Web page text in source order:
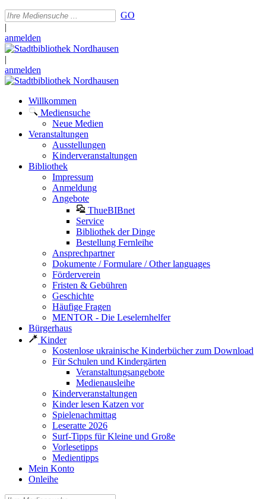
GO
|
anmelden
|
anmelden
Willkommen
Mediensuche
Neue Medien
Veranstaltungen
Ausstellungen
Kinderveranstaltungen
Bibliothek
Impressum
Anmeldung
Angebote
ThueBIBnet
Service
Bibliothek der Dinge
Bestellung Fernleihe
Ansprechpartner
Dokumente / Formulare / Other languages
Förderverein
Fristen & Gebühren
Geschichte
Häufige Fragen
MENTOR - Die Leselernhelfer
Bürgerhaus
Kinder
Kostenlose ukrainische Kinderbücher zum Download
Für Schulen und Kindergärten
Veranstaltungsangebote
Medienausleihe
Kinderveranstaltungen
Kinder lesen Katzen vor
Spielenachmittag
Leseratte 2026
Surf-Tipps für Kleine und Große
Vorlesetipps
Medientipps
Mein Konto
Onleihe